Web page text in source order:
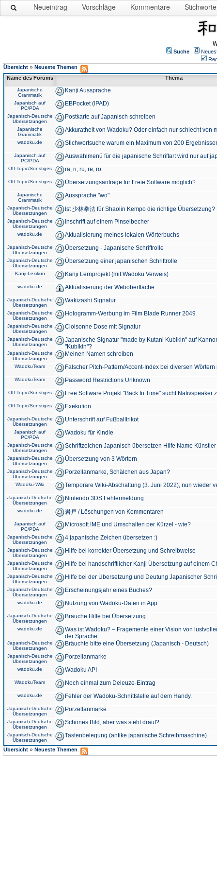
Neueintrag Vorschläge Kommentare Stichworte
Suche
Übersicht » Neueste Themen
Name des Forums
Thema
Japanische
Grammatik
Kanji Aussprache
Japanisch auf
PC/PDA
EBPocket (IPAD)
Japanisch-Deutsche
Übersetzungen
Postkarte auf Japanisch schreiben
Japanische
Grammatik
Akkuratheit von Wadoku? Oder einfach nur schlecht von
wadoku.de Stichwortsuche warum ein Maximum von 200
Japanisch auf
PC/PDA
Auswahlmenü für die japanische Schriftart wird nur auf
Off-Topic/Sonstiges ra, ri, ru, re, ro
Off-Topic/Sonstiges Übersetzungsanfrage für Freie Software möglich?
Japanische
Grammatik
Aussprache "wo"
Japanisch-Deutsche
Übersetzungen
Ist 少林拳法 für Shaolin Kempo die richtige Übersetzung?
Japanisch-Deutsche
Übersetzungen
Inschrift auf einem Pinselbecher
wadoku.de Aktualisierung meines lokalen Wörterbuchs
Japanisch-Deutsche
Übersetzungen
Übersetzung - Japanische Schriftrolle
Japanisch-Deutsche
Übersetzungen
Übersetzung einer japanischen Schriftrolle
Kanji-Lexikon Kanji Lernprojekt (mit Wadoku Verweis)
wadoku.de Aktualisierung der Weboberfläche
Japanisch-Deutsche
Übersetzungen
Wakizashi Signatur
Japanisch-Deutsche
Übersetzungen
Hologramm-Werbung im Film Blade Runner 2049
Japanisch-Deutsche
Übersetzungen
Cloisonne Dose mit Signatur
Japanisch-Deutsche
Übersetzungen
Japanische Signatur "made by Kutani Kubikin" auf
"Kubikin"?
Japanisch-Deutsche
Übersetzungen
Meinen Namen schreiben
WadokuTeam Falscher Pitch-Pattern/Accent-Index bei diversen
WadokuTeam Password Restrictions Unknown
Off-Topic/Sonstiges Free Software Projekt "Back In Time" sucht Nativspeaker
Off-Topic/Sonstiges Exekution
Japanisch-Deutsche
Übersetzungen
Unterschrift auf Fußballtrikot
Japanisch auf
PC/PDA
Wadoku für Kindle
Japanisch-Deutsche
Übersetzungen
Schriftzeichen Japanisch übersetzen Hilfe Name
Japanisch-Deutsche
Übersetzungen
Übersetzung von 3 Wörtern
Japanisch-Deutsche
Übersetzungen
Porzellanmarke, Schälchen aus Japan?
Wadoku-Wiki Temporäre Wiki-Abschaltung (3. Juni 2022), nun wieder
Japanisch-Deutsche
Übersetzungen
Nintendo 3DS Fehlermeldung
wadoku.de 岩戸 / Löschungen von Kommentaren
Japanisch auf
PC/PDA
Microsoft IME und Umschalten per Kürzel - wie?
Japanisch-Deutsche
Übersetzungen
4 japanische Zeichen übersetzen :)
Japanisch-Deutsche
Übersetzungen
Hilfe bei korrekter Übersetzung und Schreibweise
Japanisch-Deutsche
Übersetzungen
Hilfe bei handschriftlicher Kanji Übersetzung auf einem
Japanisch-Deutsche
Übersetzungen
Hilfe bei der Übersetzung und Deutung Japanischer
Japanisch-Deutsche
Übersetzungen
Erscheinungsjahr eines Buches?
wadoku.de Nutzung von Wadoku-Daten in App
Japanisch-Deutsche
Übersetzungen
Brauche Hilfe bei Übersetzung
wadoku.de
Was ist Wadoku? – Fragemente einer Vision von
der Sprache
Japanisch-Deutsche
Übersetzungen
Bräuchte bitte eine Übersetzung (Japanisch - Deutsch)
Japanisch-Deutsche
Übersetzungen
Porzellanmarke
wadoku.de Wadoku API
WadokuTeam Noch einmal zum Deleuze-Eintrag
wadoku.de Fehler der Wadoku-Schnittstelle auf dem Handy.
Japanisch-Deutsche
Übersetzungen
Porzellanmarke
Japanisch-Deutsche
Übersetzungen
Schönes Bild, aber was steht drauf?
Japanisch-Deutsche
Übersetzungen
Tastenbelegung (antike japanische Schreibmaschine)
Übersicht » Neueste Themen